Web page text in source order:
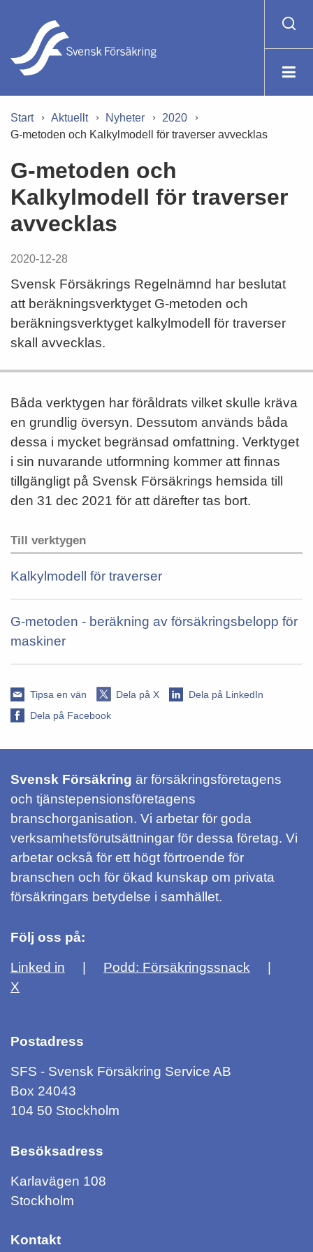
Start Aktuellt Nyheter
2020
G-metoden och Kalkylmodell för traverser avvecklas
G-metoden och
Kalkylmodell för traverser
avvecklas
2020-12-28
Svensk Försäkrings Regelnämnd har beslutat
att beräkningsverktyget G-metoden och
beräkningsverktyget kalkylmodell för traverser
skall avvecklas.
Båda verktygen har föråldrats vilket skulle kräva
en grundlig översyn. Dessutom används båda
dessa i mycket begränsad omfattning. Verktyget
i sin nuvarande utformning kommer att finnas
tillgängligt på Svensk Försäkrings hemsida till
den 31 dec 2021 för att därefter tas bort.
Till verktygen
Kalkylmodell för traverser
G-metoden - beräkning av försäkringsbelopp för
maskiner
Tipsa en vän Dela på X
Dela på LinkedIn
Dela på Facebook
Svensk Försäkring är försäkringsföretagens
och tjänstepensionsföretagens
branschorganisation. Vi arbetar för goda
verksamhetsförutsättningar för dessa företag. Vi
arbetar också för ett högt förtroende för
branschen och för ökad kunskap om privata
försäkringars betydelse i samhället.
Följ oss på:
Linked in
Podd: Försäkringssnack
X
Postadress
SFS - Svensk Försäkring Service AB
Box 24043
104 50 Stockholm
Besöksadress
Karlavägen 108
Stockholm
Kontakt